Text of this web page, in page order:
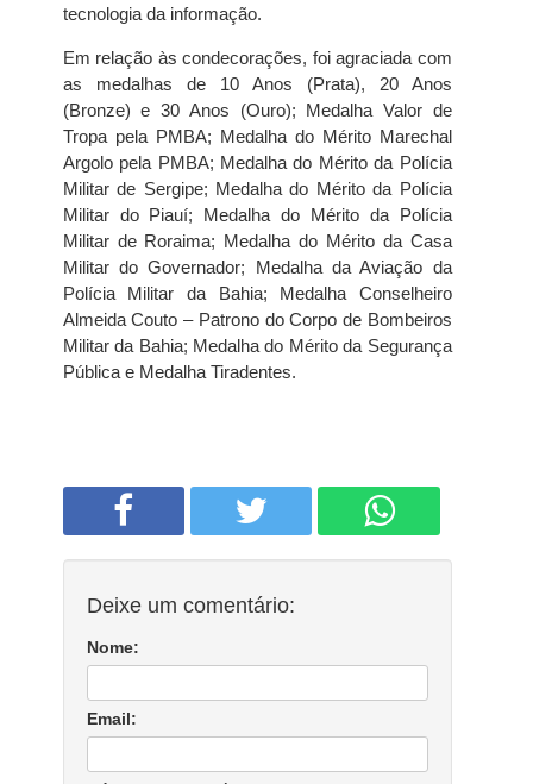
tecnologia da informação.
Em relação às condecorações, foi agraciada com
as medalhas de 10 Anos (Prata), 20 Anos
(Bronze) e 30 Anos (Ouro); Medalha Valor de
Tropa pela PMBA; Medalha do Mérito Marechal
Argolo pela PMBA; Medalha do Mérito da Polícia
Militar de Sergipe; Medalha do Mérito da Polícia
Militar do Piauí; Medalha do Mérito da Polícia
Militar de Roraima; Medalha do Mérito da Casa
Militar do Governador; Medalha da Aviação da
Polícia Militar da Bahia; Medalha Conselheiro
Almeida Couto – Patrono do Corpo de Bombeiros
Militar da Bahia; Medalha do Mérito da Segurança
Pública e Medalha Tiradentes.
Deixe um comentário:
Nome:
Email: